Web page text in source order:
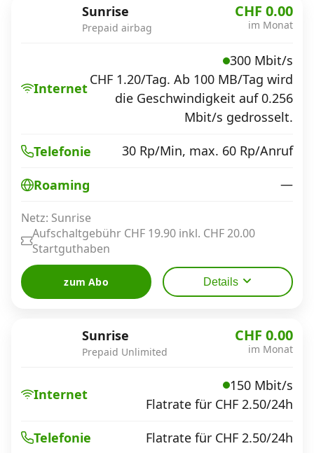
Sunrise
Prepaid airbag
CHF 0.00
im Monat
Internet
300 Mbit/s
CHF 1.20/Tag. Ab 100 MB/Tag wird
die Geschwindigkeit auf 0.256
Mbit/s gedrosselt.
Telefonie 30 Rp/Min, max. 60 Rp/Anruf
Roaming —
Netz: Sunrise
Aufschaltgebühr CHF 19.90 inkl. CHF 20.00
Startguthaben
zum Abo Details
Sunrise
Prepaid Unlimited
CHF 0.00
im Monat
Internet
150 Mbit/s
Flatrate für CHF 2.50/24h
Telefonie Flatrate für CHF 2.50/24h